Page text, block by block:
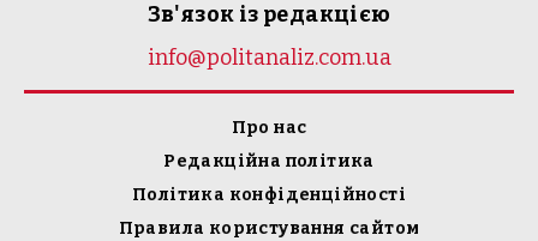
Зв'язок із редакцією
info@politanaliz.com.ua
Про нас
Редакційна політика
Політика конфіденційності
Правила користування сайтом